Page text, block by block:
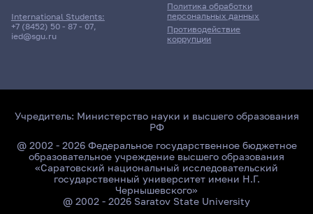
International Students:
+7 (8452) 50 - 87 - 07,
ied@sgu.ru
Политика обработки
персональных данных
Противодействие
коррупции
Учредитель: Министерство науки и высшего образования
РФ
@ 2002 - 2026 Федеральное государственное бюджетное
образовательное учреждение высшего образования
«Саратовский национальный исследовательский
государственный университет имени Н.Г.
Чернышевского»
@ 2002 - 2026 Saratov State University